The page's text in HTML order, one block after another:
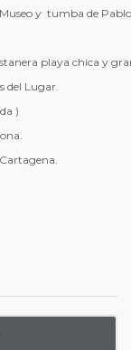
y tumba de
playa chica y
del Lugar.
)